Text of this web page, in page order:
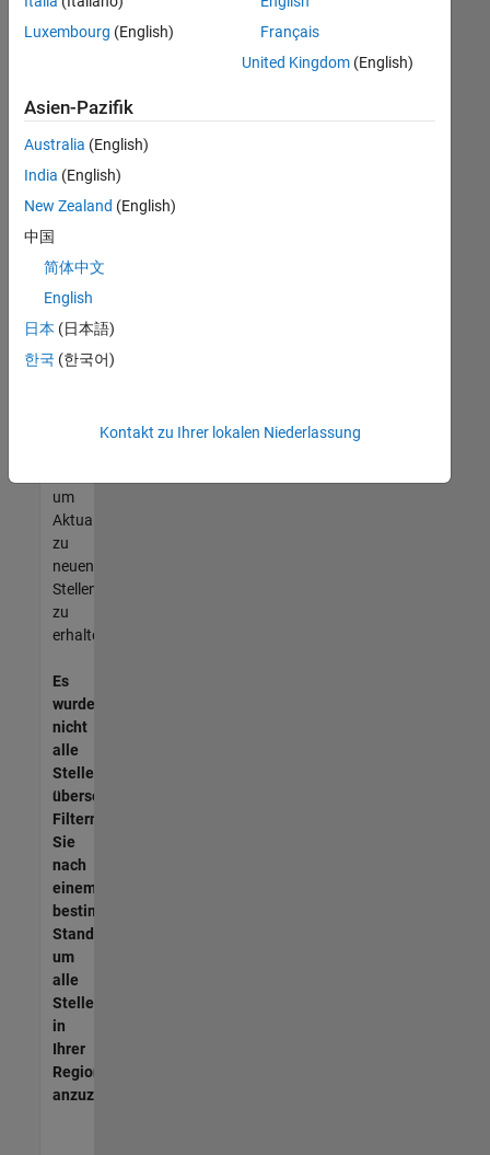
Stellenangebote
anzeigen .
noch
keine
offenen
Stellen
können,
die
Ihren
entsprechen,
werden
unseres
um
Aktualisierungen
zu
neuen
Stellenangeboten
zu
erhalten.
Es
wurden
nicht
alle
Stellen
übersetzt.
Filtern
Sie
nach
einem
bestimmten
Standort,
um
alle
Stellenangebote
in
Ihrer
Region
anzuzeigen.
Luxembourg (English)
Français
United Kingdom(English)
Asien-Pazifik
Australia (English)
India (English)
New Zealand (English)
中国
简体中文
English
日本 (日本語)
한국 (한국어)
Kontakt zu Ihrer lokalen Niederlassung